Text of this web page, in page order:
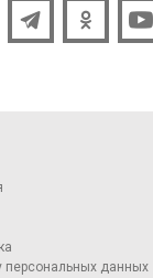
персональных данных